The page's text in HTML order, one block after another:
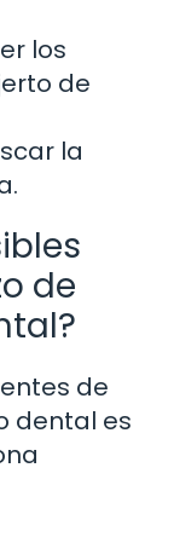
los
de
la
de
de
dental es